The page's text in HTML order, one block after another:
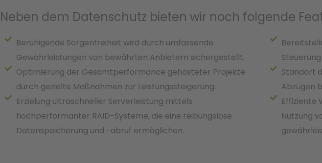
Neben dem Datenschutz bieten wir noch folgende
Beruhigende Sorgenfreiheit wird durch umfassende
Gewährleistungen von bewährten Anbietern sichergestellt.
Optimierung der Gesamtperformance gehosteter Projekte
durch gezielte Maßnahmen zur Leistungssteigerung.
Erzielung ultraschneller Serverleistung mittels
hochperformanter RAID-Systeme, die eine reibungslose
Datenspeicherung und -abruf ermöglichen.
Standort
Abzügen
Effiziente
Nutzung